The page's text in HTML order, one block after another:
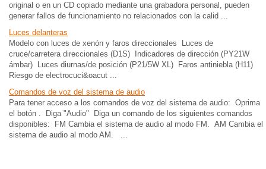
original o en un CD copiado mediante una grabadora personal, pueden
generar fallos de funcionamiento no relacionados con la calid ...
Luces delanteras
Modelo con luces de xenón y faros direccionales Luces de
cruce/carretera direccionales (D1S) Indicadores de dirección (PY21W
ámbar) Luces diurnas/de posición (P21/5W XL) Faros antiniebla (H11)
Riesgo de electrocuci&oacut ...
Comandos de voz del sistema de audio
Para tener acceso a los comandos de voz del sistema de audio: Oprima
el botón . Diga "Audio" Diga un comando de los siguientes comandos
disponibles: FM Cambia el sistema de audio al modo FM. AM Cambia el
sistema de audio al modo AM. ...